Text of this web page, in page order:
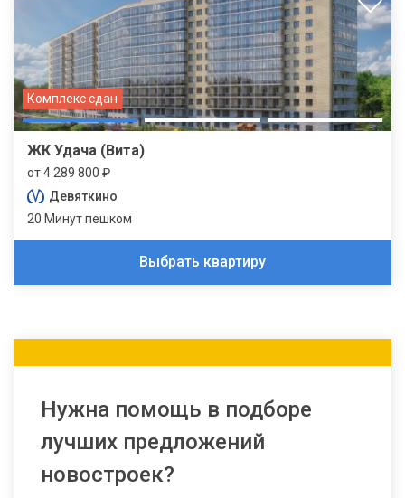
Комплекс сдан
ЖК Удача (Вита)
от 4 289 800 ₽
Девяткино
20 Минут пешком
Выбрать квартиру
Нужна помощь в подборе
лучших предложений
новостроек?